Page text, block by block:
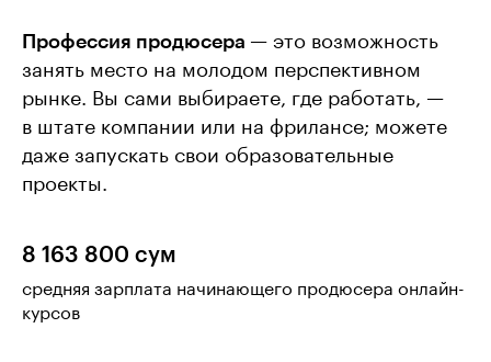
Профессия продюсера — это возможность
занять место на молодом перспективном
рынке. Вы сами выбираете, где работать, —
в штате компании или на фрилансе; можете
даже запускать свои образовательные
проекты.
8 163 800 сум
средняя зарплата начинающего продюсера онлайн-
курсов